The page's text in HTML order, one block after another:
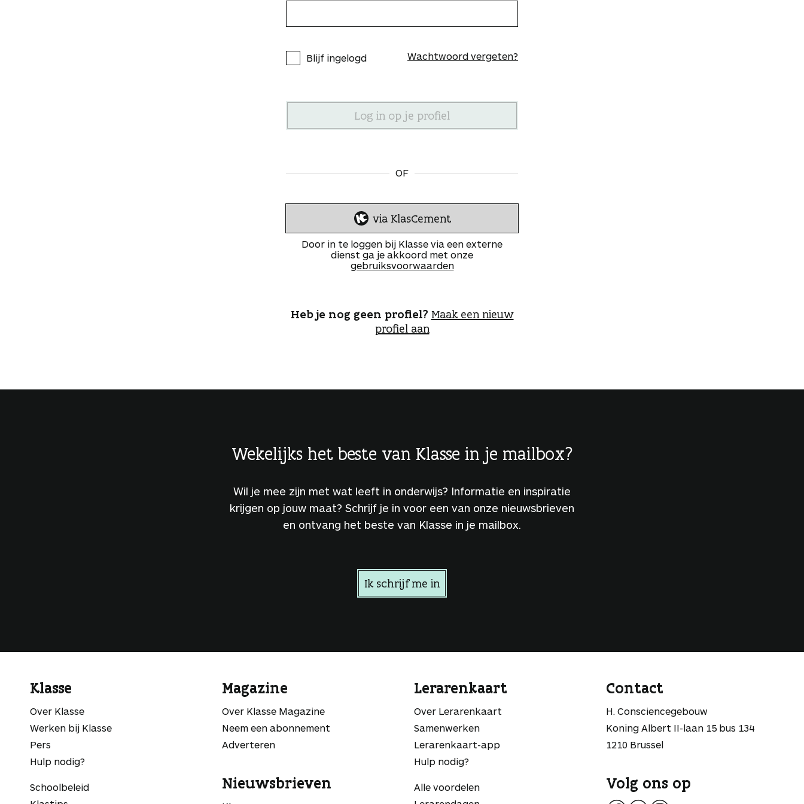
Blijf ingelogd Wachtwoord vergeten?
OF
I
n
l
o
e
n
via KlasCement
Door in te loggen bij Klasse via een externe
dienst ga je akkoord met onze
gebruiksvoorwaarden
Heb je nog geen profiel? Maak een nieuw
profiel aan
Wekelijks het beste van Klasse in je mailbox?
Wil je mee zijn met wat leeft in onderwijs? Informatie en inspiratie
krijgen op jouw maat? Schrijf je in voor een van onze nieuwsbrieven
en ontvang het beste van Klasse in je mailbox.
Ik schrijf me in
Klasse
Over Klasse
Werken bij Klasse
Pers
Hulp nodig?
Schoolbeleid
Magazine
Over Klasse Magazine
Neem een abonnement
Adverteren
Nieuwsbrieven
Lerarenkaart
Over Lerarenkaart
Samenwerken
Lerarenkaart-app
Hulp nodig?
Alle voordelen
Contact
H. Consciencegebouw
Koning Albert II-laan 15 bus 134
1210 Brussel
Volg ons op